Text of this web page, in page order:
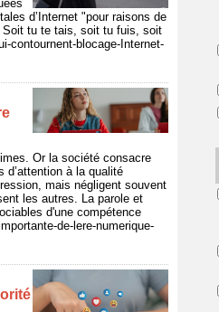
d’Internet "pour raisons de
Soit tu te tais, soit tu fuis, soit
contournent-blocage-Internet-
Or la société consacre
d’attention à la qualité
mais négligent souvent
les autres. La parole et
d'une compétence
de-lere-numerique-